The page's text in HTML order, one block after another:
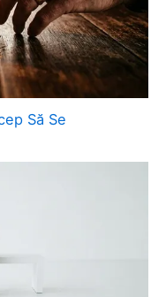
Să Se